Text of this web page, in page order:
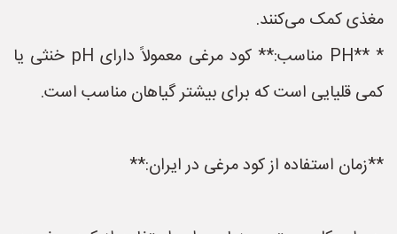
مغذی کمک می‌کنند.
* **PH مناسب:** کود مرغی معمولاً دارای pH خنثی یا
کمی قلیایی است که برای بیشتر گیاهان مناسب است.
**زمان استفاده از کود مرغی در ایران:**